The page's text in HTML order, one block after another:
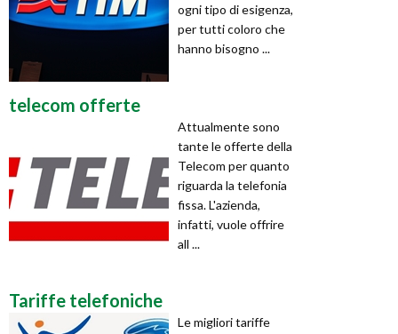
ogni tipo di esigenza,
per tutti coloro che
hanno bisogno ...
telecom offerte
Attualmente sono
tante le offerte della
Telecom per quanto
riguarda la telefonia
fissa. L'azienda,
infatti, vuole offrire
all ...
Tariffe telefoniche
Le migliori tariffe